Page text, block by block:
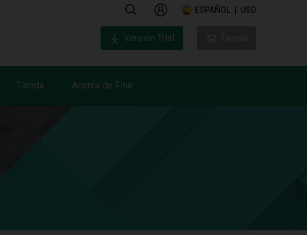
ESPAÑOL USD
Tienda Acerca de Fine
Versión Trial